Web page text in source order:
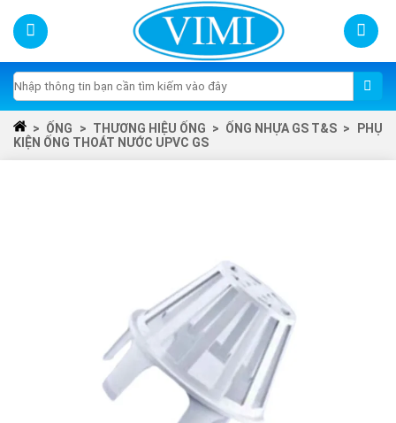
Skip
content
Tìm
kiếm:
> ỐNG > THƯƠNG HIỆU ỐNG > ỐNG NHỰA GS T&S >
PHỤ
KIỆN ỐNG THOÁT NƯỚC UPVC GS